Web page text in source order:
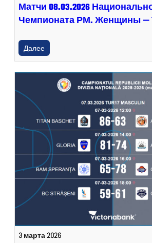
Матчи 08.03.2026
Чемпионата РМ. Женщины —
Далее
3 марта 2026